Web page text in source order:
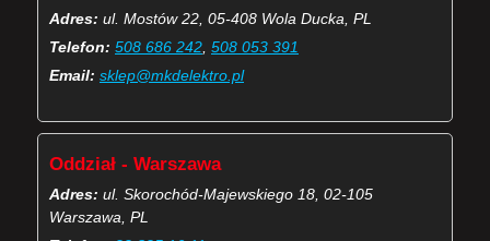
Adres: ul. Mostów 22, 05-408 Wola Ducka, PL
Telefon: 508 686 242 508 053 391
Email: sklep@mkdelektro.pl
Oddział - Warszawa
Adres: ul. Skorochód-Majewskiego 18, 02-105
Warszawa, PL